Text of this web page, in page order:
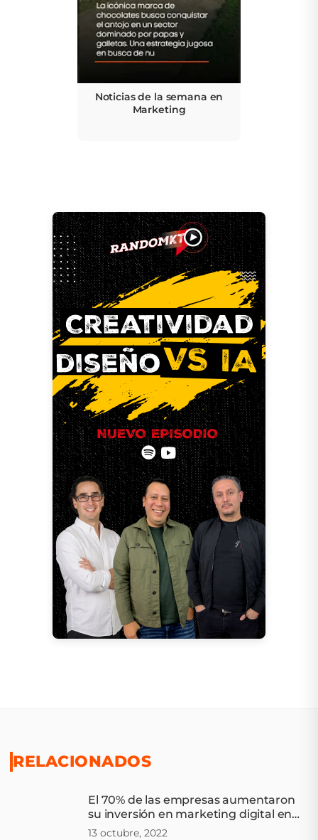
Noticias de la semana en
Marketing
RELACIONADOS
El 70% de las empresas aumentaron
su inversión en marketing digital en
América Latina en 2022
13 octubre, 2022